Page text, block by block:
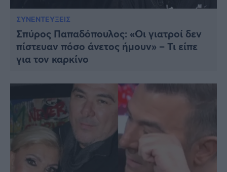
ΣΥΝΕΝΤΕΥΞΕΙΣ
Σπύρος Παπαδόπουλος: «Οι γιατροί δεν
πίστευαν πόσο άνετος ήμουν» – Τι είπε
για τον καρκίνο